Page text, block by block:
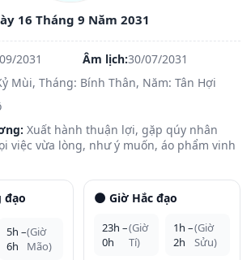
16 Tháng 9 Năm 2031
2031 Âm lịch:30/07/2031
Mùi, Tháng: Bính Thân, Năm: Tân Hợi
Xuất hành thuận lợi, gặp qúy nhân
việc vừa lòng, như ý muốn, áo phẩm vinh
đạo
5h –
6h
(Giờ
Mão)
🌑 Giờ Hắc đạo
23h –
0h
(Giờ
Tí)
1h –
2h
(Giờ
Sửu)